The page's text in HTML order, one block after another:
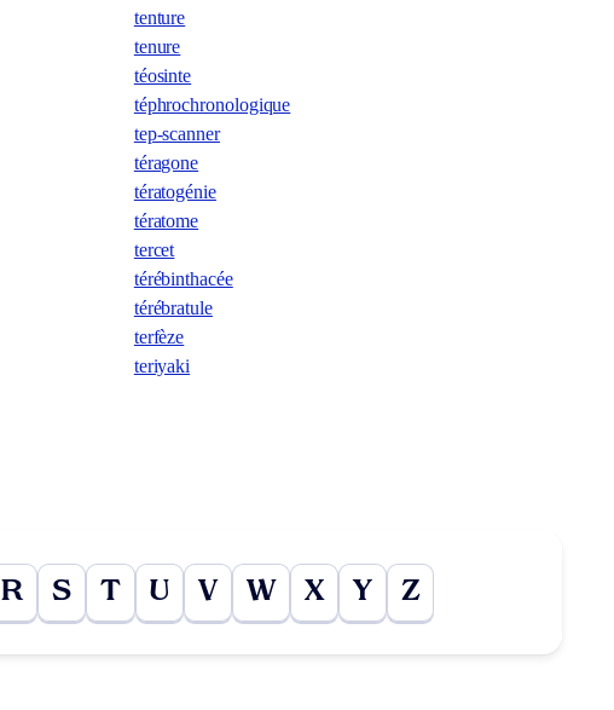
tenture
tenure
téosinte
téphrochronologique
tep-scanner
téragone
tératogénie
tératome
tercet
térébinthacée
térébratule
terfèze
teriyaki
R S T U V W X Y Z